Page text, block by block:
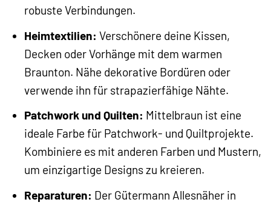
robuste Verbindungen.
Heimtextilien: Verschönere deine Kissen,
Decken oder Vorhänge mit dem warmen
Braunton. Nähe dekorative Bordüren oder
verwende ihn für strapazierfähige Nähte.
Patchwork und Quilten: Mittelbraun ist eine
ideale Farbe für Patchwork- und Quiltprojekte.
Kombiniere es mit anderen Farben und Mustern,
um einzigartige Designs zu kreieren.
Reparaturen: Der Gütermann Allesnäher in